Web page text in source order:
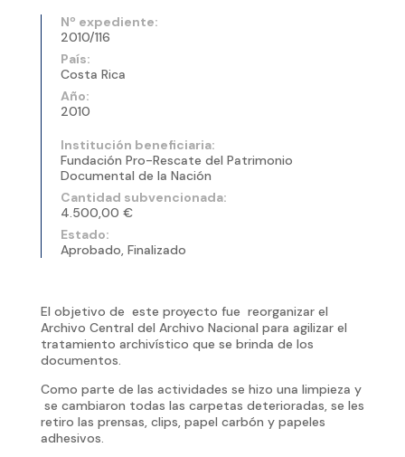
Nº expediente:
2010/116
País:
Costa Rica
Año:
2010
Institución beneficiaria:
Fundación Pro-Rescate del Patrimonio
Documental de la Nación
Cantidad subvencionada:
4.500,00 €
Estado:
Aprobado, Finalizado
El objetivo de este proyecto fue reorganizar el
Archivo Central del Archivo Nacional para agilizar el
tratamiento archivístico que se brinda de los
documentos.
Como parte de las actividades se hizo una limpieza y
se cambiaron todas las carpetas deterioradas, se les
retiro las prensas, clips, papel carbón y papeles
adhesivos.